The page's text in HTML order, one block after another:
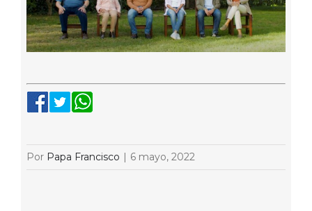
Por Papa Francisco | 6 mayo, 2022